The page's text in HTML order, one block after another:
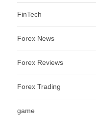
FinTech
Forex News
Forex Reviews
Forex Trading
game